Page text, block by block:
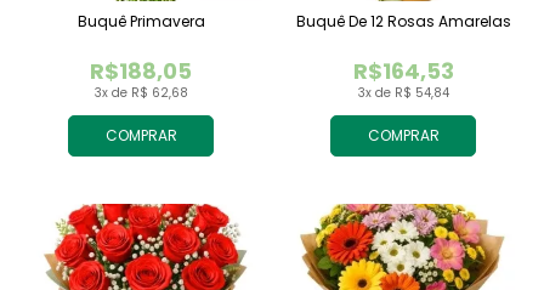
COMPRAR
3x de R$ 62,68
R$188,05
Buquê Primavera
COMPRAR
3x de R$ 54,84
R$164,53
Buquê De 12 Rosas Amarelas